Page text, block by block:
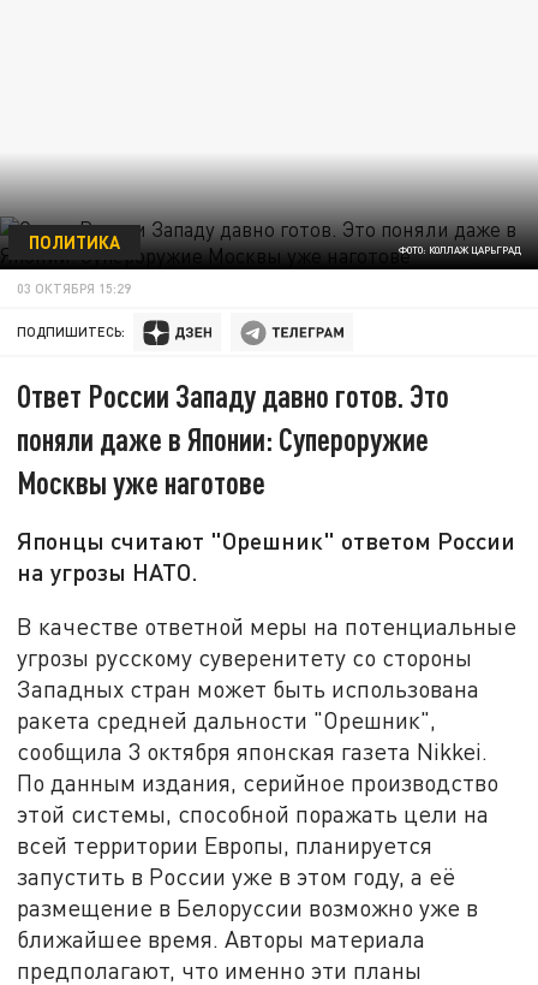
ФОТО: КОЛЛАЖ ЦАРЬГРАД
ПОЛИТИКА
03 ОКТЯБРЯ 15:29
ПОДПИШИТЕСЬ:
Ответ России Западу давно готов. Это
поняли даже в Японии: Супероружие
Москвы уже наготове
Японцы считают "Орешник" ответом России
на угрозы НАТО.
В качестве ответной меры на потенциальные
угрозы русскому суверенитету со стороны
Западных стран может быть использована
ракета средней дальности "Орешник",
сообщила 3 октября японская газета Nikkei.
По данным издания, серийное производство
этой системы, способной поражать цели на
всей территории Европы, планируется
запустить в России уже в этом году, а её
размещение в Белоруссии возможно уже в
ближайшее время. Авторы материала
предполагают, что именно эти планы